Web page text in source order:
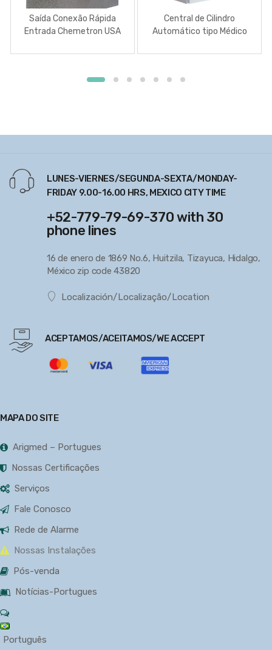
Saída Conexão Rápida
Entrada Chemetron USA
Central de Cilindro
Automático tipo Médico
NEMA 3
LUNES-VIERNES/SEGUNDA-SEXTA/MONDAY-
FRIDAY 9.00-16.00 HRS, MEXICO CITY TIME
+52-779-79-69-370 with 30
phone lines
16 de enero de 1869 No.6, Huitzila, Tizayuca, Hidalgo,
México zip code 43820
Localización/Localização/Location
ACEPTAMOS/ACEITAMOS/WE ACCEPT
MAPA DO SITE
Arigmed – Portugues
Nossas Certificações
Serviços
Fale Conosco
Rede de Alarme
Nossas Instalações
Pós-venda
Notícias-Portugues
Português